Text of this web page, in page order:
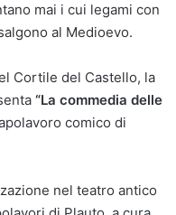
mai i cui legami con
al Medioevo.
Cortile del Castello, la
“La commedia delle
comico di
nel teatro antico